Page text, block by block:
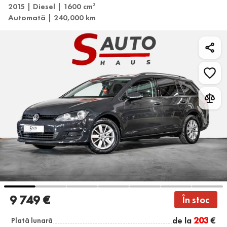
2015 | Diesel | 1600 cm3
Automată | 240,000 km
9 749 € În stoc
Plată lunară de la203€